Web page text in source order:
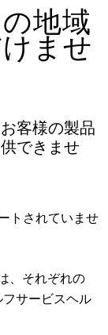
地域
ませ
客様の製品
できませ
トされていませ
、それぞれの
サービスヘル